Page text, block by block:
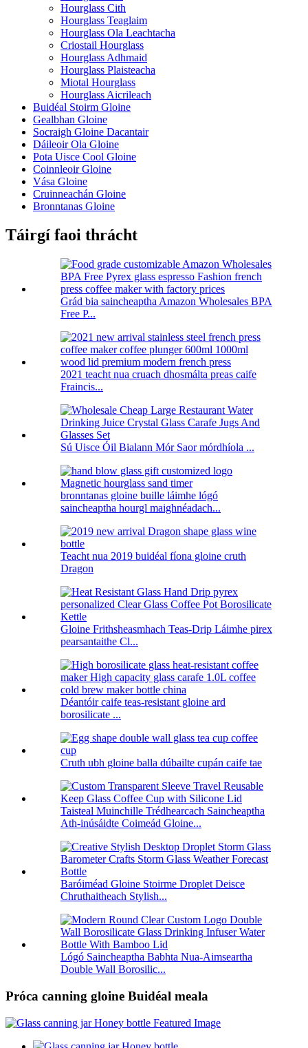
Hourglass Cith
Hourglass Teaglaim
Hourglass Ola Leachtacha
Criostail Hourglass
Hourglass Adhmaid
Hourglass Plaisteacha
Miotal Hourglass
Hourglass Aicrileach
Buidéal Stoirm Gloine
Gealbhan Gloine
Socraigh Gloine Dacantair
Dáileoir Ola Gloine
Pota Uisce Cool Gloine
Coinnleoir Gloine
Vása Gloine
Cruinneachán Gloine
Bronntanas Gloine
Táirgí faoi thrácht
Grád bia saincheaptha Amazon Wholesales BPA
Free P...
2021 teacht nua cruach dhosmálta preas caife
Fraincis...
Sú Uisce Óil Bialann Mór Saor mórdhíola ...
bronntanas gloine buille láimhe lógó
saincheaptha hourgl maighnéadach...
Teacht nua 2019 buidéal fíona gloine cruth
Dragon
Gloine Frithsheasmhach Teas-Drip Láimhe pirex
pearsantaithe Cl...
Déantóir caife teas-resistant gloine ard
borosilicate ...
Cruth ubh gloine balla dúbailte cupán caife tae
Taisteal Muinchille Trédhearcach Saincheaptha
Ath-inúsáidte Coimeád Gloine...
Baróiméad Gloine Stoirme Droplet Deisce
Chruthaitheach Stylish...
Lógó Saincheaptha Babhta Nua-Aimseartha
Double Wall Borosilic...
Próca canning gloine Buidéal meala